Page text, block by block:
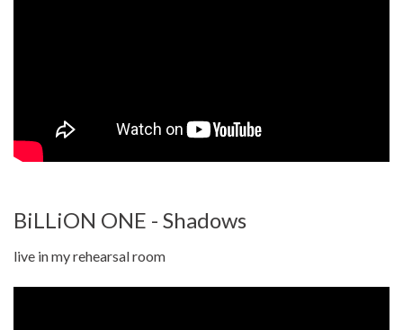
BiLLiON ONE - Shadows
live in my rehearsal room